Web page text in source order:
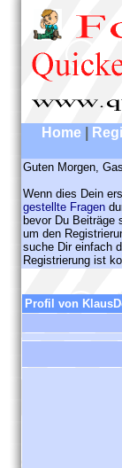
Home
Guten Morgen,
Wenn dies Dein
gestellte Fragen
bevor Du Beiträge
um den
suche Dir einfach
Registrierung ist
Profil von